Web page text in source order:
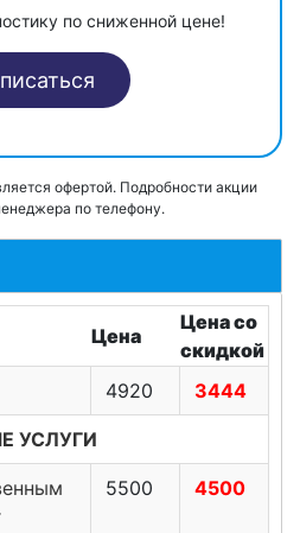
по сниженной цене!
офертой. Подробности акции
по телефону.
Цена
Цена со
скидкой
4920 3444
УСЛУГИ
5500 4500